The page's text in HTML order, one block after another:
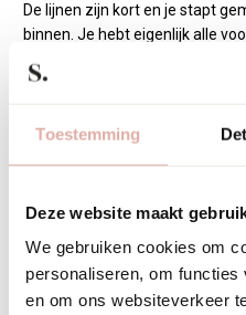
Toestemming
Deze website maakt
We gebruiken cookies om
personaliseren, om
en om ons websiteverkeer
De lijnen zijn kort en je stapt
binnen. Je hebt eigenlijk alle
terwijl je werkt voor grote
werken samen aan ons